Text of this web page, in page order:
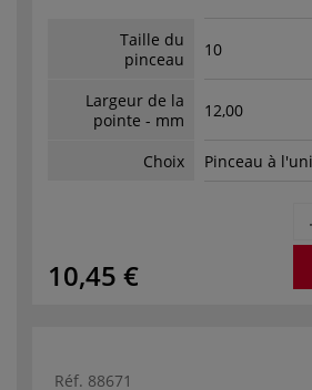
Taille du
pinceau
10
Largeur de la
pointe - mm
12,00
Choix Pinceau à
10,45 €
Réf. 88671